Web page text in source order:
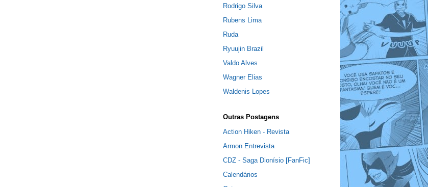
Rodrigo Silva
Rubens Lima
Ruda
Ryuujin Brazil
Valdo Alves
Wagner Elias
Waldenis Lopes
Outras Postagens
Action Hiken - Revista
Armon Entrevista
CDZ - Saga Dionísio [FanFic]
Calendários